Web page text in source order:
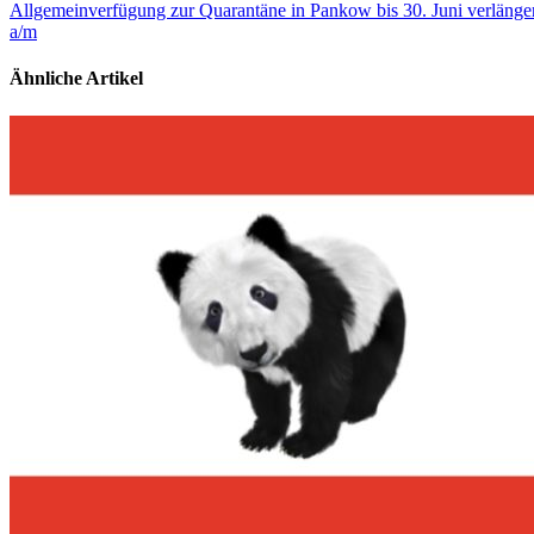
Allgemeinverfügung zur Quarantäne in Pankow bis 30. Juni
a/m
Ähnliche Artikel